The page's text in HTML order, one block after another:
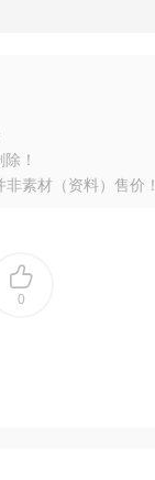
！
素材（资料）售价！
0